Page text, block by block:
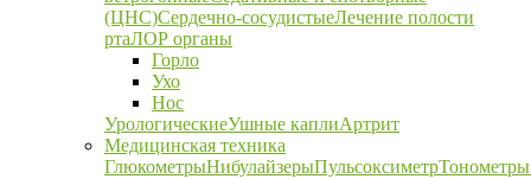
(ЦНС)Сердечно-сосудистыеЛечение полости
ртаЛОР органы
Горло
Ухо
Нос
УрологическиеУшные каплиАртрит
Медицинская техника
ГлюкометрыНибулайзерыПульсоксиметрТонометры